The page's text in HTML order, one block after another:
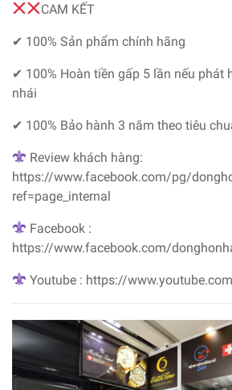
CAM KẾT
✔ 100% Sản phẩm chính hãng
✔ 100% Hoàn tiền gấp 5 lần nếu phát
nhái
✔ 100% Bảo hành 3 năm theo tiêu
Review khách hàng:
https://www.facebook.com/pg/
ref=page_internal
Facebook :
https://www.facebook.com/
Youtube : https://